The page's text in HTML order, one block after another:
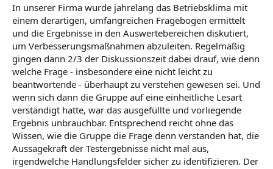
In unserer Firma wurde jahrelang das Betriebsklima mit
einem derartigen, umfangreichen Fragebogen ermittelt
und die Ergebnisse in den Auswertebereichen diskutiert,
um Verbesserungsmaßnahmen abzuleiten. Regelmäßig
gingen dann 2/3 der Diskussionszeit dabei drauf, wie denn
welche Frage - insbesondere eine nicht leicht zu
beantwortende - überhaupt zu verstehen gewesen sei. Und
wenn sich dann die Gruppe auf eine einheitliche Lesart
verständigt hatte, war das ausgefüllte und vorliegende
Ergebnis unbrauchbar. Entsprechend reicht ohne das
Wissen, wie die Gruppe die Frage denn verstanden hat, die
Aussagekraft der Testergebnisse nicht mal aus,
irgendwelche Handlungsfelder sicher zu identifizieren. Der